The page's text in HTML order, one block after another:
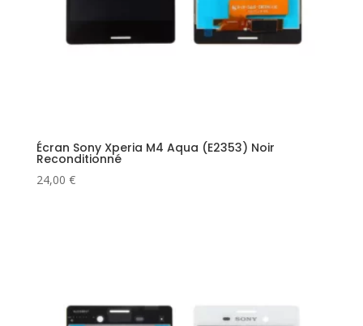
Écran Sony Xperia M4 Aqua (E2353) Noir
Reconditionné
24,00 €